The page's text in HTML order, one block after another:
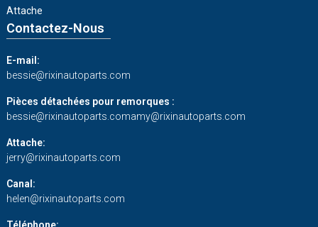
Attache
Contactez-Nous
E-mail:
bessie@rixinautoparts.com
Pièces détachées pour remorques :
bessie@rixinautoparts.comamy@rixinautoparts.com
Attache:
jerry@rixinautoparts.com
Canal:
helen@rixinautoparts.com
Téléphone: